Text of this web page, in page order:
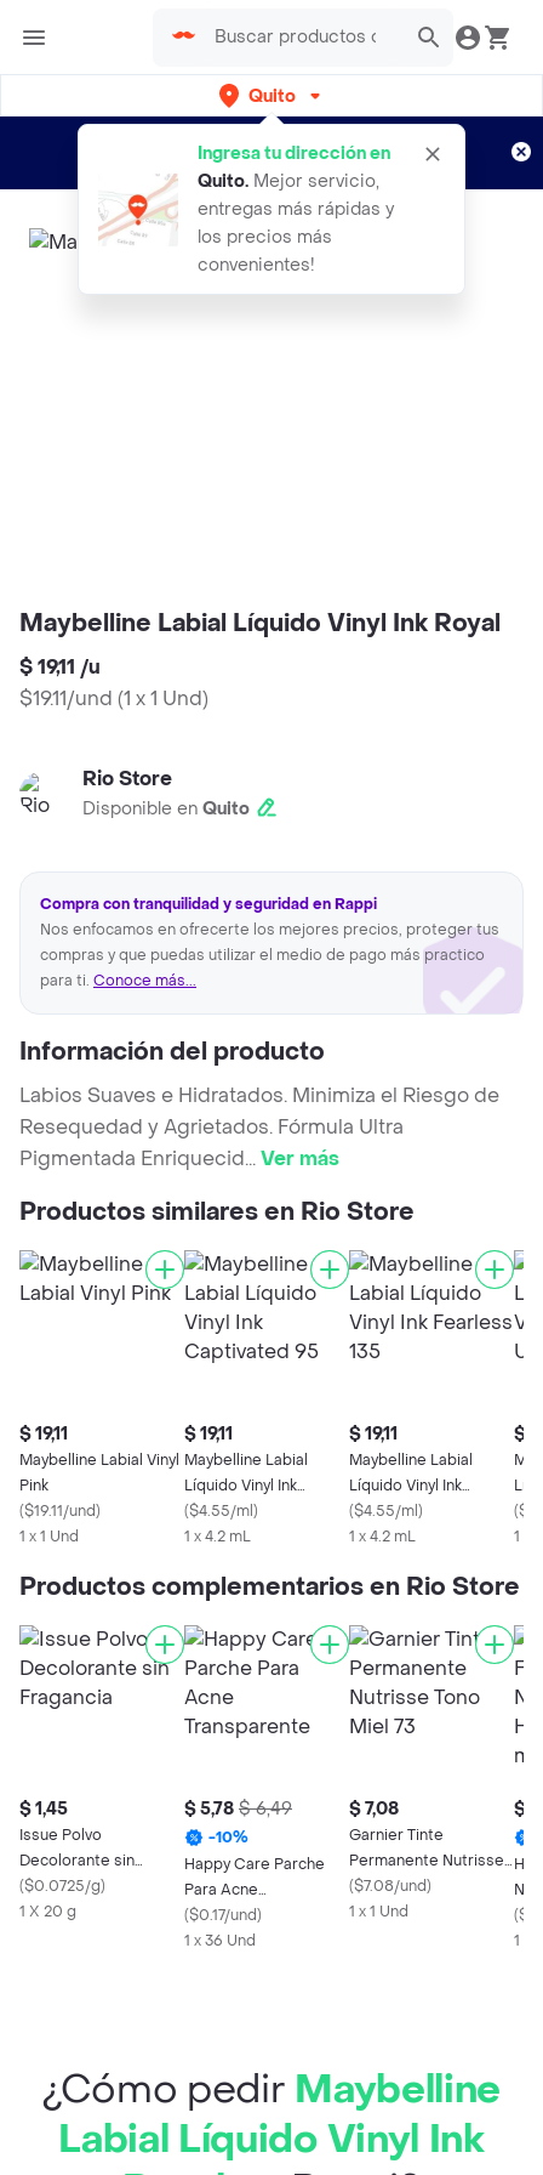
Quito
Ingresa tu dirección en
Quito. Mejor servicio,
entregas más rápidas y
los precios más
convenientes!
envíos gratis por semanas
Aplican TyC
Maybelline Labial Líquido Vinyl Ink Royal
$ 19,11 /u
$19.11/und (1 x 1 Und)
Rio Store
Disponible en Quito
Compra con tranquilidad y seguridad en Rappi
Nos enfocamos en ofrecerte los mejores precios, proteger tus
compras y que puedas utilizar el medio de pago más practico
para ti. Conoce más...
Información del producto
Labios Suaves e Hidratados. Minimiza el Riesgo de
Resequedad y Agrietados. Fórmula Ultra
Pigmentada Enriquecid...Ver más
Productos similares en Rio Store
$ 19,11
Maybelline Labial Vinyl
Pink
($19.11/und)
1 x 1 Und
$ 19,11
Maybelline Labial
Líquido Vinyl Ink
Captivated 95
($4.55/ml)
1 x 4.2 mL
$ 19,11
Maybelline Labial
Líquido Vinyl Ink
Fearless 135
($4.55/ml)
1 x 4.2 mL
$
(
1 x
Productos complementarios en Rio Store
$ 1,45
Issue Polvo
Decolorante sin
Fragancia
($0.0725/g)
1 X 20 g
$ 5,78 $ 6,49
-10%
Happy Care Parche
Para Acne
Transparente
($0.17/und)
1 x 36 Und
$ 7,08
Garnier Tinte
Permanente Nutrisse
Tono Miel 73
($7.08/und)
1 x 1 Und
$
(
1 X
¿Cómo pedir Maybelline
Labial Líquido Vinyl Ink